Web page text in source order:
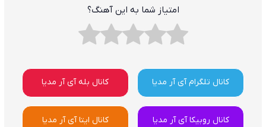
امتیاز شما به این آهنگ؟
کانال تلگرام آی آر مدیا کانال بله آی آر مدیا
کانال روبیکا آی آر مدیا کانال ایتا آی آر مدیا